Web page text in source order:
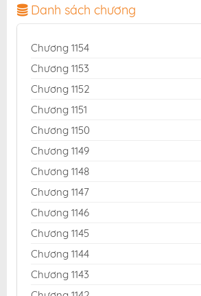
đọc truyện hấp dẫn, tiện lợi, hoàn
độc giả yêu thích truyện tranh online.
Danh sách chương
Chương 1154
Chương 1153
Chương 1152
Chương 1151
Chương 1150
Chương 1149
Chương 1148
Chương 1147
Chương 1146
Chương 1145
Chương 1144
Chương 1143